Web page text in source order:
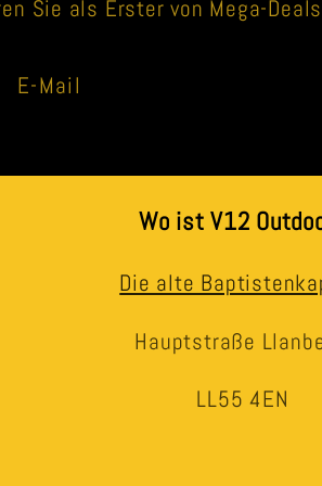
Sie als Erster von Mega-
E-Mail
Wo ist V12
Die alte
Hauptstraße
LL55 4EN